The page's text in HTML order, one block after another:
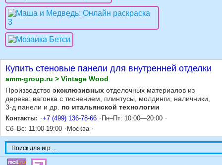
Купить стеновые панели для внутренней отделки
amm-group.ru > Vintage Wood
Производство эксклюзивных отделочных материалов из
дерева: вагонка с тиснением, плинтусы, молдинги, наличники,
3-д панели и др. по итальянской технологии
Контакты: +7 (499) 136-78-66
Пн–Пт: 10:00—20:00
Сб–Вс: 11:00-19:00
Москва